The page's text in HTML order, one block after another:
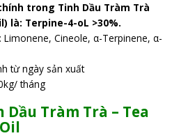
trong Tinh Dầu Tràm Trà
là: Terpine-4-oL >30%.
Limonene, Cineole, α-Terpinene, α-
từ ngày sản xuất
tháng
Dầu Tràm Trà – Tea